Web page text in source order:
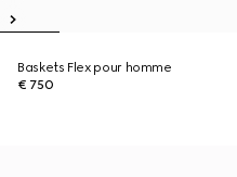
Baskets Flex pour homme
€ 750